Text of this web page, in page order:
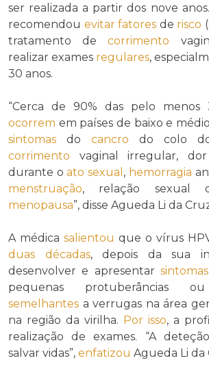
ser realizada a partir dos nove
recomendou evitar fatores de risco (
tratamento decorrimento
realizar exames regulares,
30 anos.
“Cerca de 90% das pelo menos
ocorrem em países de baixo e médio
sintomas do cancro do colo
corrimento vaginal irregular, dor
durante oato sexual , hemorragia
menstruação, relação sexual
menopausa”, disse Agueda Li da
A médica salientou que o vírus
duas décadas, depois da sua
desenvolver e apresentar sintomas
pequenas protuberâncias ou
semelhantes a verrugas na área
na região da virilha. Por isso, a
realização de exames. “A
salvar vidas”, enfatizou Agueda Li da